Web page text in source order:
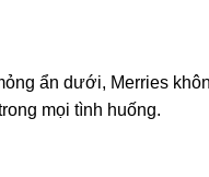
ẩn dưới, Merries
mọi tình huống.